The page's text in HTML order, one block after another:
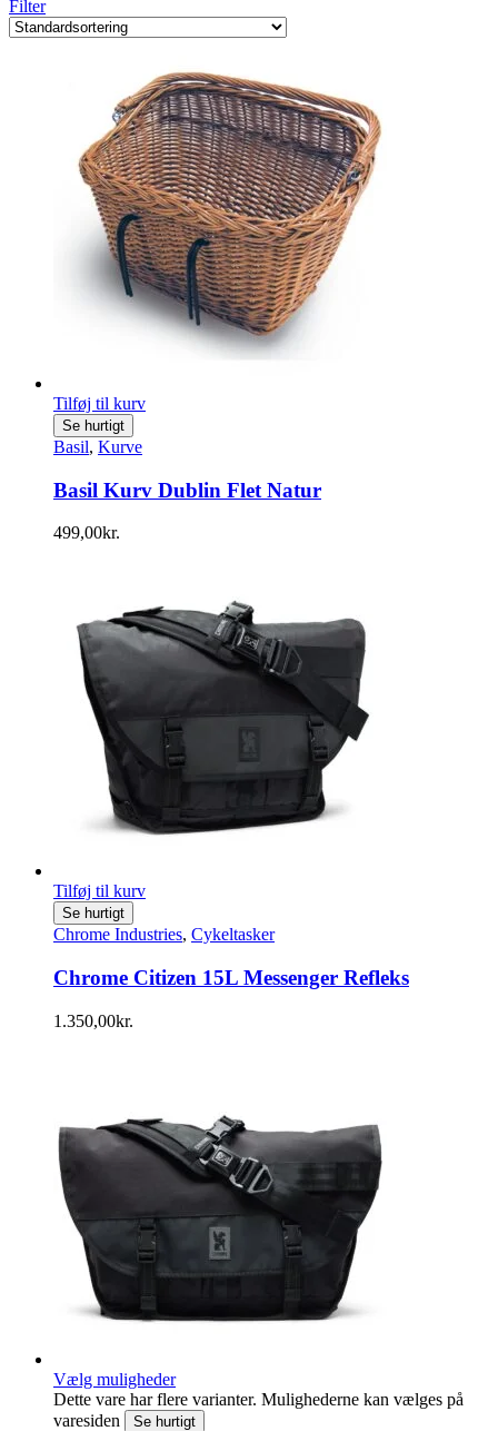
Filter
Tilføj til kurv
Se hurtigt
Basil, Kurve
Basil Kurv Dublin Flet Natur
499,00kr.
Tilføj til kurv
Se hurtigt
Chrome Industries, Cykeltasker
Chrome Citizen 15L Messenger Refleks
1.350,00kr.
Vælg muligheder
Dette vare har flere varianter. Mulighederne kan vælges på
varesiden
Se hurtigt